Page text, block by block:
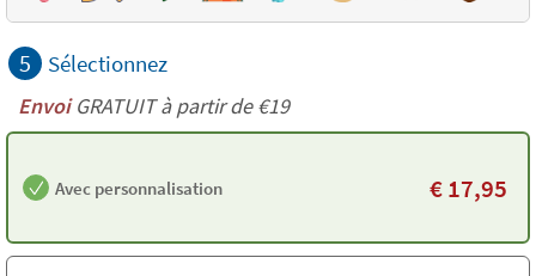
5 Sélectionnez
EnvoiGRATUIT à partir de €19
Avec personnalisation €17,95